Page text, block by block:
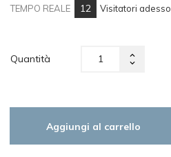
TEMPO REALE 12 Visitatori adesso
Quantità
Aggiungi al carrello